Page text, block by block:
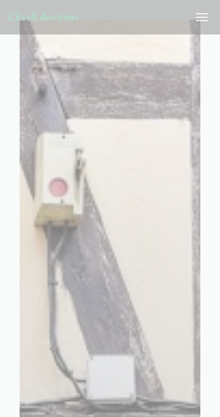
L'Eveil des Sens